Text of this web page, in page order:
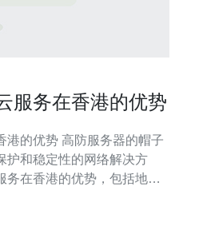
服务在香港的优势
服务器的帽子
护和稳定性的网络解决方
务在香港的优势，包括地理
。其靠近中国大陆和东南